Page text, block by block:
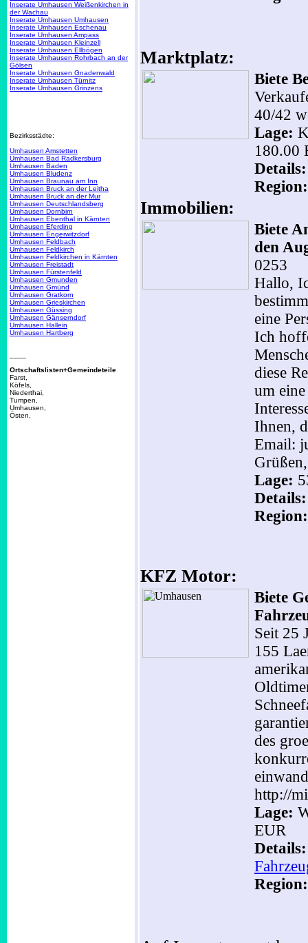
Inserate Umhausen Weißenkirchen in
der Wachau
Inserate Umhausen Umhausen
Inserate Umhausen Eschenau
Inserate Umhausen Ampass
Inserate Umhausen Kleinzell
Inserate Umhausen Ellbögen
Inserate Umhausen Rohrbach an der
Gölsen
Inserate Umhausen Gnadenwald
Inserate Umhausen Türnitz
Inserate Umhausen Grinzens
Bezirksstädte:
Umhausen Amstetten
Umhausen Bad Radkersburg
Umhausen Baden
Umhausen Bludenz
Umhausen Braunau am Inn
Umhausen Bruck an der Leitha
Umhausen Bruck an der Mur
Umhausen Deutschlandsberg
Umhausen Dornbirn
Umhausen Ebenthal in Kärnten
Umhausen Eferding
Umhausen Engerwitzdorf
Umhausen Feldbach
Umhausen Feldkirch
Umhausen Feldkirchen in Kärnten
Umhausen Freistadt
Umhausen Fürstenfeld
Umhausen Gmunden
Umhausen Gmünd
Umhausen Gratkorn
Umhausen Grieskirchen
Umhausen Güssing
Umhausen Gänserndorf
Umhausen Hallein
Umhausen Hartberg
Ortschaftslisten+Gemeindeteile
Farst,
Köfels,
Niederthai,
Tumpen,
Umhausen,
Östen,
Marktplatz:
Biete
40/42
Lage:
180.00
Region:
Immobilien:
Biete
den
0253
Hallo,
eine
Ich
diese
um
Ihnen,
Email:
Grüßen,
Lage:
Region:
KFZ Motor:
Biete
Seit 25
155
des
http://
Lage:
EUR
Region: